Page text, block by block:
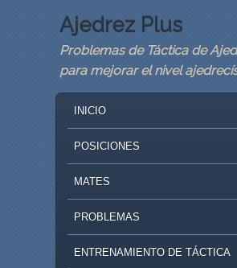
Ajedrez Plus
Problemas de Táctica de
para mejorar el nivel
SKIP TO PRIMARY CONTENT
SKIP TO SECONDARY CONTENT
INICIO
POSICIONES
MATES
PROBLEMAS
ENTRENAMIENTO DE TÁCTICA